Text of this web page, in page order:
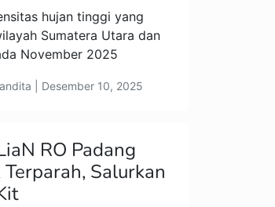
hujan tinggi yang
Sumatera Utara dan
November 2025
| Desember 10, 2025
RO Padang
Salurkan